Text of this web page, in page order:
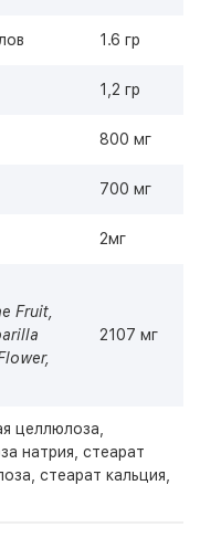
1.6 гр
1,2 гр
800 мг
700 мг
2мг
Fruit,
2107 мг
целлюлоза,
натрия, стеарат
стеарат кальция,